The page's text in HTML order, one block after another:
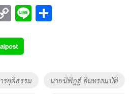
C
p
y
Li
Li
รยุติธรรม นายนิพิฎฐ์ อินทรสมบัติ